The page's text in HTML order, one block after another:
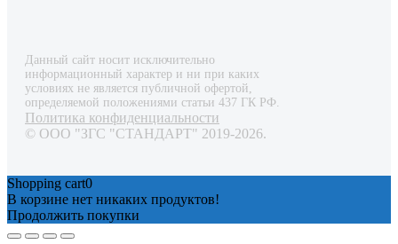
Данный сайт носит исключительно
информационный характер и ни при каких
условиях не является публичной офертой,
определяемой положениями статьи 437 ГК РФ.
Политика конфиденциальности
© ООО "ЗГС "СТАНДАРТ" 2019-2026.
Shopping cart0
В корзине нет никаких продуктов!
Продолжить покупки